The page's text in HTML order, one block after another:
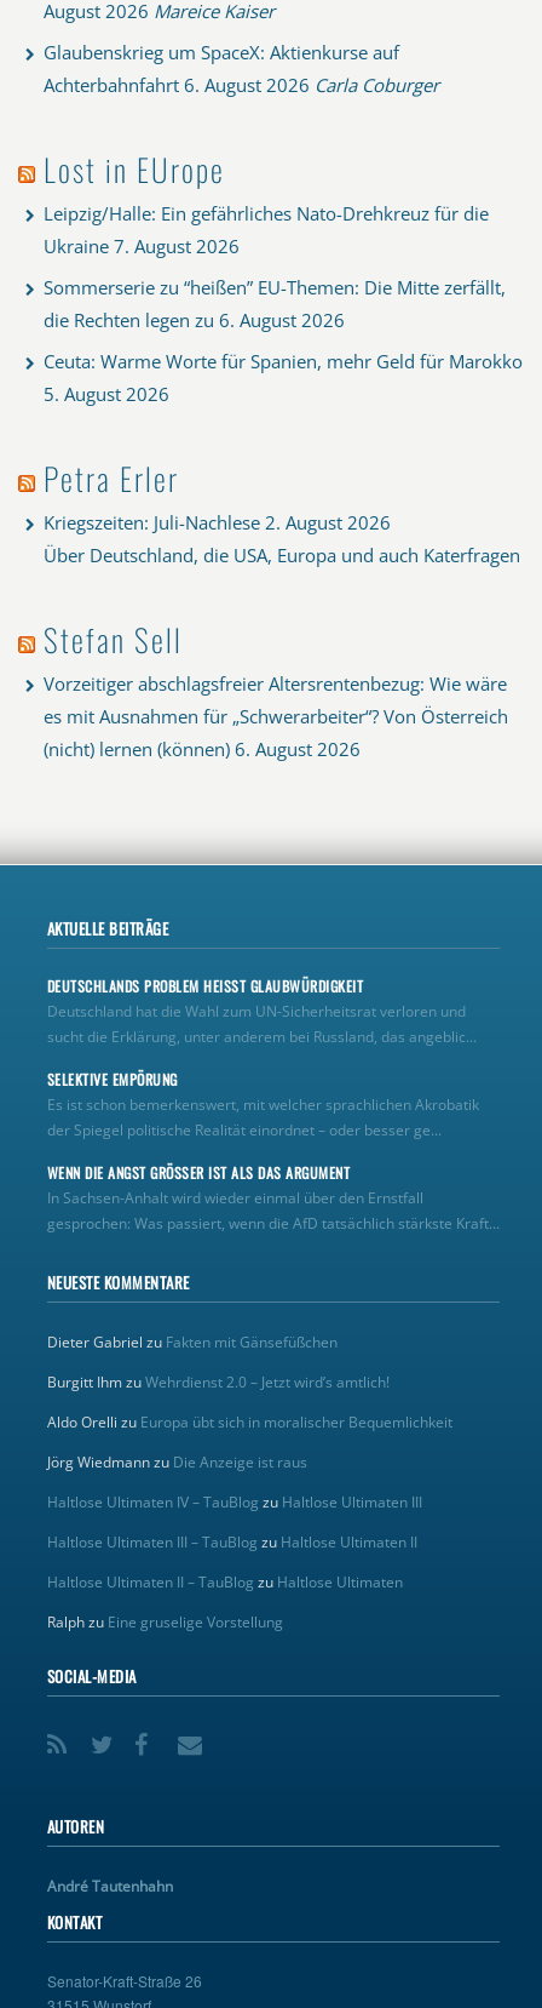
August 2026 Mareice Kaiser
Glaubenskrieg um SpaceX: Aktienkurse auf
Achterbahnfahrt 6. August 2026 Carla Coburger
Lost in EUrope
Leipzig/Halle: Ein gefährliches Nato-Drehkreuz für die
Ukraine 7. August 2026
Sommerserie zu “heißen” EU-Themen: Die Mitte zerfällt,
die Rechten legen zu 6. August 2026
Ceuta: Warme Worte für Spanien, mehr Geld für Marokko
5. August 2026
Petra Erler
Kriegszeiten: Juli-Nachlese 2. August 2026
Über Deutschland, die USA, Europa und auch Katerfragen
Stefan Sell
Vorzeitiger abschlagsfreier Altersrentenbezug: Wie wäre
es mit Ausnahmen für „Schwerarbeiter“? Von Österreich
(nicht) lernen (können) 6. August 2026
AKTUELLE BEITRÄGE
DEUTSCHLANDS PROBLEM HEISST GLAUBWÜRDIGKEIT
Deutschland hat die Wahl zum UN‑Sicherheitsrat verloren und
sucht die Erklärung, unter anderem bei Russland, das angeblic...
SELEKTIVE EMPÖRUNG
Es ist schon bemerkenswert, mit welcher sprachlichen Akrobatik
der Spiegel politische Realität einordnet – oder besser ge...
WENN DIE ANGST GRÖSSER IST ALS DAS ARGUMENT
In Sachsen-Anhalt wird wieder einmal über den Ernstfall
gesprochen: Was passiert, wenn die AfD tatsächlich stärkste Kraft...
NEUESTE KOMMENTARE
Dieter Gabriel zu Fakten mit Gänsefüßchen
Burgitt IhmzuWehrdienst 2.0 – Jetzt wird’s amtlich!
Aldo Orelli zu Europa übt sich in moralischer Bequemlichkeit
Jörg Wiedmannzu Die Anzeige ist raus
Haltlose Ultimaten IV – TauBlog zu Haltlose Ultimaten III
Haltlose Ultimaten III – TauBlog zu Haltlose Ultimaten II
Haltlose Ultimaten II – TauBlog zu Haltlose Ultimaten
Ralphzu Eine gruselige Vorstellung
SOCIAL-MEDIA
AUTOREN
André Tautenhahn
KONTAKT
Senator-Kraft-Straße 26